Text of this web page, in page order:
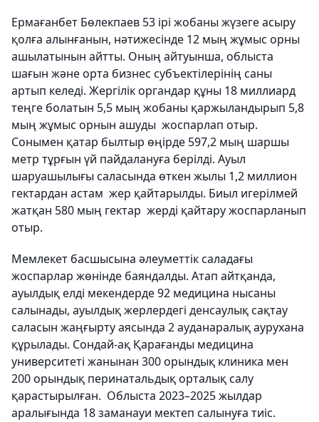
Ермағанбет Бөлекпаев 53 ірі жобаны жүзеге асыру
қолға алынғанын, нәтижесінде 12 мың жұмыс орны
ашылатынын айтты. Оның айтуынша, облыста
шағын және орта бизнес субъектілерінің саны
артып келеді. Жергілік органдар құны 18 миллиард
теңге болатын 5,5 мың жобаны қаржыландырып 5,8
мың жұмыс орнын ашуды жоспарлап отыр.
Сонымен қатар былтыр өңірде 597,2 мың шаршы
метр тұрғын үй пайдалануға берілді. Ауыл
шаруашылығы саласында өткен жылы 1,2 миллион
гектардан астам жер қайтарылды. Биыл игерілмей
жатқан 580 мың гектар жерді қайтару жоспарланып
отыр.
Мемлекет басшысына әлеуметтік саладағы
жоспарлар жөнінде баяндалды. Атап айтқанда,
ауылдық елді мекендерде 92 медицина нысаны
салынады, ауылдық жерлердегі денсаулық сақтау
саласын жаңғырту аясында 2 ауданаралық аурухана
құрылады. Сондай-ақ Қарағанды медицина
университеті жанынан 300 орындық клиника мен
200 орындық перинатальдық орталық салу
қарастырылған. Облыста 2023–2025 жылдар
аралығында 18 заманауи мектеп салынуға тиіс.